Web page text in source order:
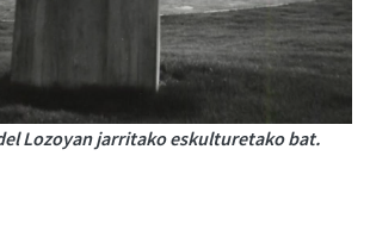
Lozoyan jarritako eskulturetako bat.